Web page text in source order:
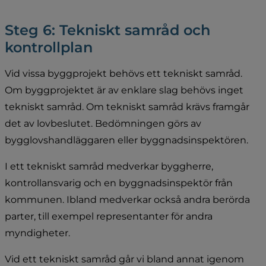
Steg 6: Tekniskt samråd och
kontrollplan
Vid vissa byggprojekt behövs ett tekniskt samråd.
Om byggprojektet är av enklare slag behövs inget
tekniskt samråd. Om tekniskt samråd krävs framgår
det av lovbeslutet. Bedömningen görs av
bygglovshandläggaren eller byggnadsinspektören.
I ett tekniskt samråd medverkar byggherre,
kontrollansvarig och en byggnadsinspektör från
kommunen. Ibland medverkar också andra berörda
parter, till exempel representanter för andra
myndigheter.
Vid ett tekniskt samråd går vi bland annat igenom